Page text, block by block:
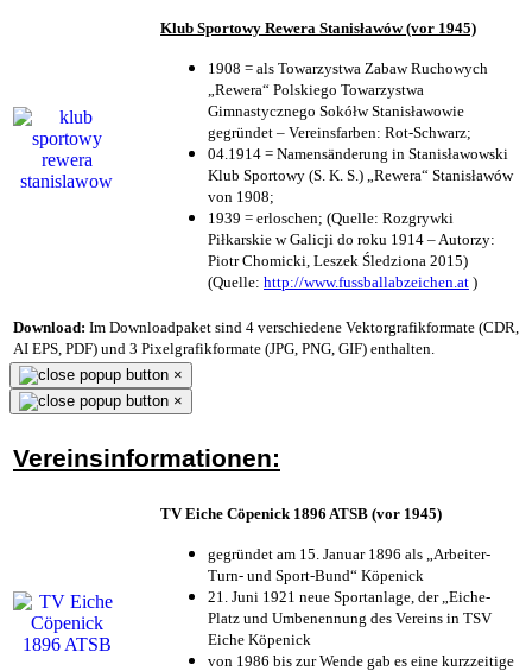
Klub Sportowy Rewera Stanisławów (vor 1945)
1908 = als Towarzystwa Zabaw Ruchowych
„Rewera“ Polskiego Towarzystwa
Gimnastycznego Sokółw Stanisławowie
gegründet – Vereinsfarben: Rot-Schwarz;
04.1914 = Namensänderung in Stanisławowski
Klub Sportowy (S. K. S.) „Rewera“ Stanisławów
von 1908;
1939 = erloschen; (Quelle: Rozgrywki
Piłkarskie w Galicji do roku 1914 – Autorzy:
Piotr Chomicki, Leszek Śledziona 2015)
(Quelle: http://www.fussballabzeichen.at )
Download: Im Downloadpaket sind 4 verschiedene Vektorgrafikformate (CDR,
AI EPS, PDF) und 3 Pixelgrafikformate (JPG, PNG, GIF) enthalten.
×
×
Vereinsinformationen:
TV Eiche Cöpenick 1896 ATSB (vor 1945)
gegründet am 15. Januar 1896 als „Arbeiter-
Turn- und Sport-Bund“ Köpenick
21. Juni 1921 neue Sportanlage, der „Eiche-
Platz und Umbenennung des Vereins in TSV
Eiche Köpenick
von 1986 bis zur Wende gab es eine kurzzeitige